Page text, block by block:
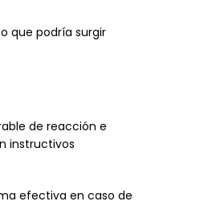
que podría surgir
de reacción e
instructivos
efectiva en caso de